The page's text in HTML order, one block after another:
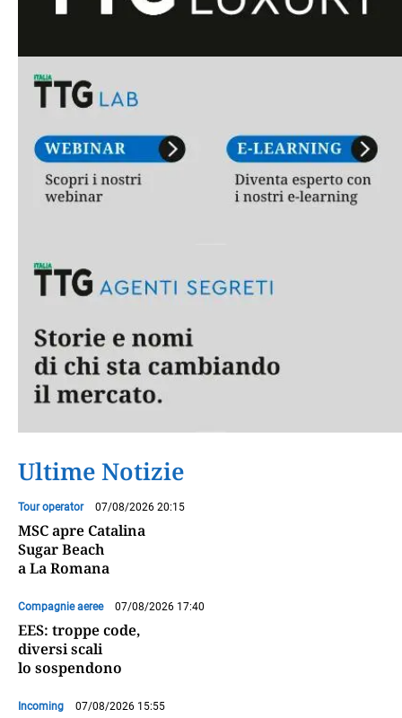
Ultime Notizie
Tour operator 07/08/2026 20:15
MSC apre Catalina
Sugar Beach
a La Romana
Compagnie aeree 07/08/2026 17:40
EES: troppe code,
diversi scali
lo sospendono
Incoming 07/08/2026 15:55